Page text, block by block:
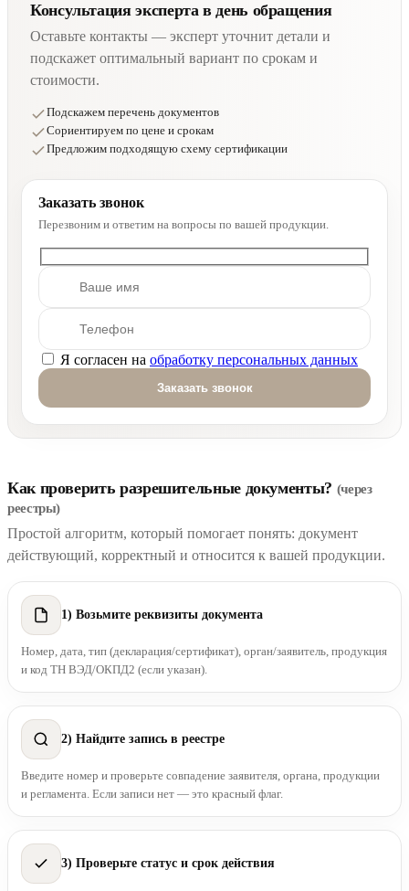
Консультация эксперта в день обращения
Оставьте контакты — эксперт уточнит детали и
подскажет оптимальный вариант по срокам и
стоимости.
Подскажем перечень документов
Сориентируем по цене и срокам
Предложим подходящую схему сертификации
Заказать звонок
Перезвоним и ответим на вопросы по вашей продукции.
Оставьте это поле пустым.
Я согласен на обработку персональных данных
Как проверить разрешительные документы? (через
реестры)
Простой алгоритм, который помогает понять: документ
действующий, корректный и относится к вашей продукции.
1) Возьмите реквизиты документа
Номер, дата, тип (декларация/сертификат), орган/заявитель, продукция
и код ТН ВЭД/ОКПД2 (если указан).
2) Найдите запись в реестре
Введите номер и проверьте совпадение заявителя, органа, продукции
и регламента. Если записи нет — это красный флаг.
3) Проверьте статус и срок действия